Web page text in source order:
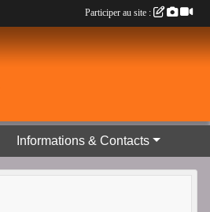
Informations & Contacts
Participer au site :